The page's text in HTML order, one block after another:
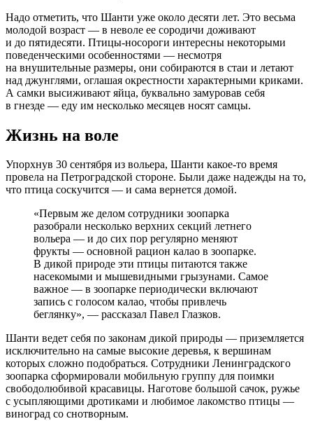
Надо отметить, что Шанти уже около десяти лет. Это весьма
молодой возраст — в неволе ее сородичи доживают
и до пятидесяти. Птицы-носороги интересны некоторыми
поведенческими особенностями — несмотря
на внушительные размеры, они собираются в стаи и летают
над джунглями, оглашая окрестности характерными криками.
А самки высиживают яйца, буквально замуровав себя
в гнезде — еду им несколько месяцев носят самцы.
Жизнь на воле
Упорхнув 30 сентября из вольера, Шанти какое-то время
провела на Петроградской стороне. Были даже надежды на то,
что птица соскучится — и сама вернется домой.
«Первым же делом сотрудники зоопарка
разобрали несколько верхних секций летнего
вольера — и до сих пор регулярно меняют
фрукты — основной рацион калао в зоопарке.
В дикой природе эти птицы питаются также
насекомыми и мышевидными грызунами. Самое
важное — в зоопарке периодически включают
запись с голосом калао, чтобы привлечь
беглянку», — рассказал Павел Глазков.
Шанти ведет себя по законам дикой природы — приземляется
исключительно на самые высокие деревья, к вершинам
которых сложно подобраться. Сотрудники Ленинградского
зоопарка сформировали мобильную группу для поимки
свободолюбивой красавицы. Наготове большой сачок, ружье
с усыпляющими дротиками и любимое лакомство птицы —
виноград со снотворным.